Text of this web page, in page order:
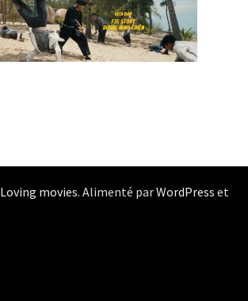
Loving movies. Alimenté parWordPress et